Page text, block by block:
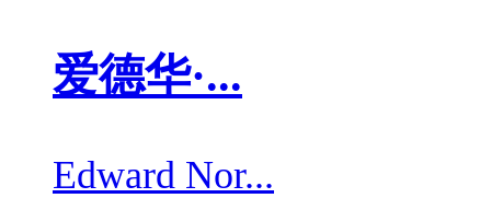
爱德华·...
Edward Nor...